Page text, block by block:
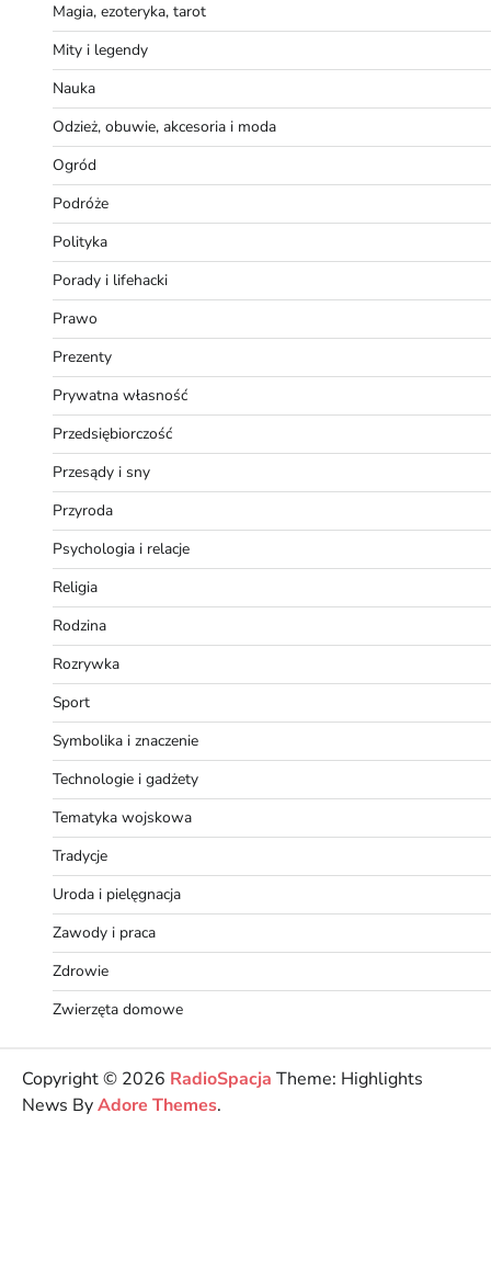
Magia, ezoteryka, tarot
Mity i legendy
Nauka
Odzież, obuwie, akcesoria i moda
Ogród
Podróże
Polityka
Porady i lifehacki
Prawo
Prezenty
Prywatna własność
Przedsiębiorczość
Przesądy i sny
Przyroda
Psychologia i relacje
Religia
Rodzina
Rozrywka
Sport
Symbolika i znaczenie
Technologie i gadżety
Tematyka wojskowa
Tradycje
Uroda i pielęgnacja
Zawody i praca
Zdrowie
Zwierzęta domowe
Copyright © 2026 RadioSpacja Theme: Highlights
News ByAdore Themes.